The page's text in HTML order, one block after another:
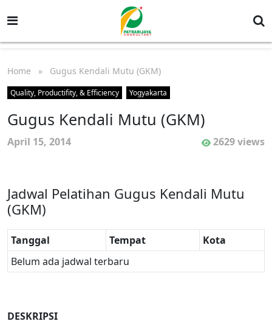
Home » Gugus Kendali Mutu (GKM)
Quality, Productifity, & Efficiency Yogyakarta
Gugus Kendali Mutu (GKM)
April 15, 2014 2629 views
Jadwal Pelatihan Gugus Kendali Mutu
(GKM)
Tanggal Tempat
Kota
Belum ada jadwal terbaru
DESKRIPSI